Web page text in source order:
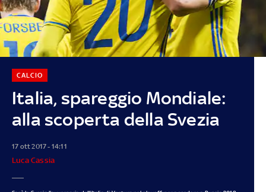
Italia, spareggio Mondiale:
alla scoperta della Svezia
CALCIO
17 ott 2017 - 14:11
Luca Cassia